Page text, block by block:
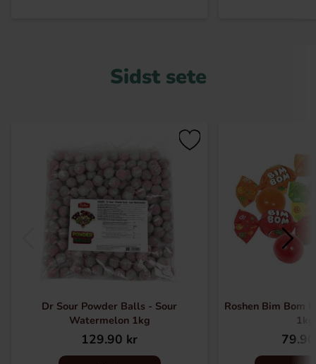
Sidst sete
Dr Sour Powder Balls - Sour
Watermelon 1kg
129.90 kr
Roshen Bim Bom
1kg